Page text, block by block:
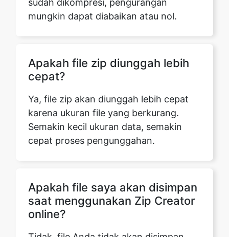
Apakah file zip diunggah lebih
karena ukuran file yang berkurang.
Semakin kecil ukuran data, semakin
cepat proses pengunggahan.
Apakah file saya akan disimpan
Tidak, file Anda tidak akan disimpan
atau dikirim ke server kami saat
menggunakan pembuat zip online.
Semua data Anda sepenuhnya aman.